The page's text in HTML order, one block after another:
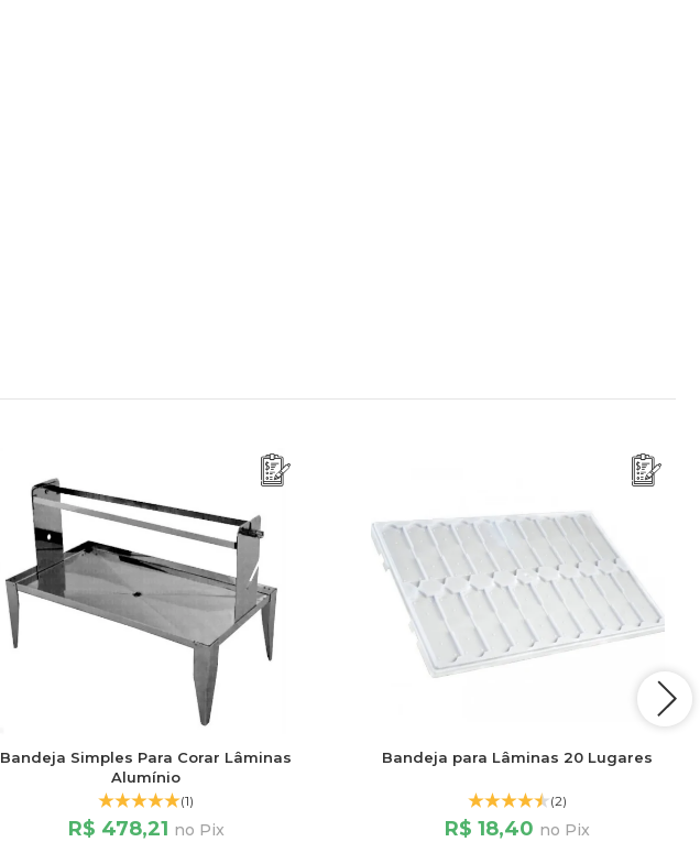
Bandeja Simples Para Corar Lâminas
Alumínio
(1)
R$ 478,21 no Pix
Bandeja para Lâminas 20 Lugares
(2)
R$ 18,40 no Pix